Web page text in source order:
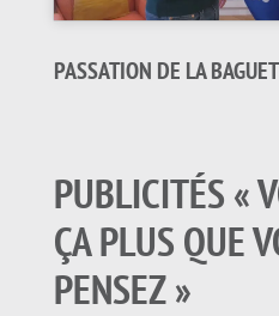
PASSATION DE LA
PUBLICITÉS «
ÇA PLUS QUE
PENSEZ »